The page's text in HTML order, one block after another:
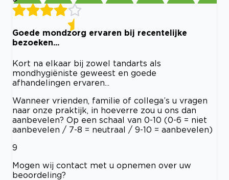
Goede mondzorg ervaren bij recentelijke
bezoeken...
Kort na elkaar bij zowel tandarts als
mondhygiëniste geweest en goede
afhandelingen ervaren...
Wanneer vrienden, familie of collega’s u vragen
naar onze praktijk, in hoeverre zou u ons dan
aanbevelen? Op een schaal van 0-10 (0-6 = niet
aanbevelen / 7-8 = neutraal / 9-10 = aanbevelen)
9
Mogen wij contact met u opnemen over uw
beoordeling?